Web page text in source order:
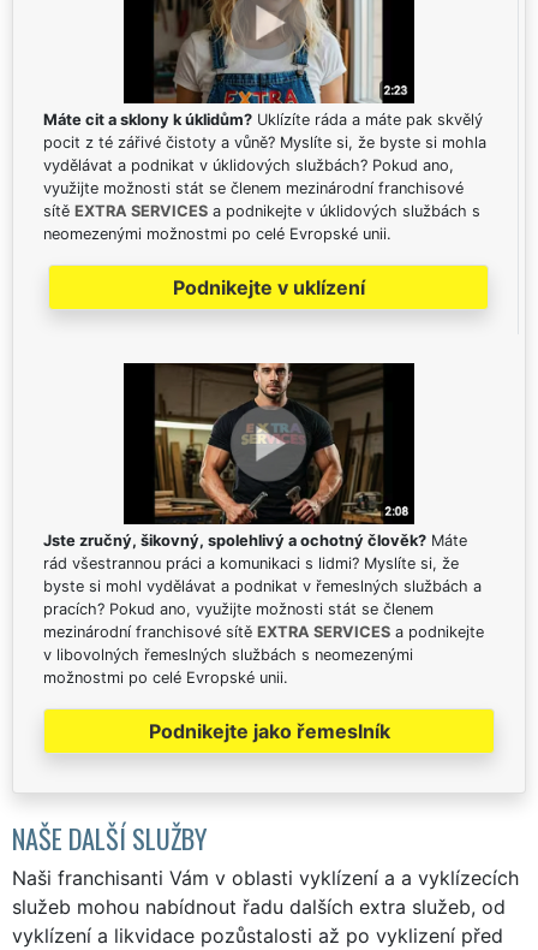
Máte cit a sklony k úklidům? Uklízíte ráda a máte pak skvělý
pocit z té zářivé čistoty a vůně? Myslíte si, že byste si mohla
vydělávat a podnikat v úklidových službách? Pokud ano,
využijte možnosti stát se členem mezinárodní franchisové
sítě EXTRA SERVICES a podnikejte v úklidových službách s
neomezenými možnostmi po celé Evropské unii.
Podnikejte v uklízení
Jste zručný, šikovný, spolehlivý a ochotný člověk? Máte
rád všestrannou práci a komunikaci s lidmi? Myslíte si, že
byste si mohl vydělávat a podnikat v řemeslných službách a
pracích? Pokud ano, využijte možnosti stát se členem
mezinárodní franchisové sítě EXTRA SERVICES a podnikejte
v libovolných řemeslných službách s neomezenými
možnostmi po celé Evropské unii.
Podnikejte jako řemeslník
NAŠE DALŠÍ SLUŽBY
Naši franchisanti Vám v oblasti vyklízení a a vyklízecích
služeb mohou nabídnout řadu dalších extra služeb, od
vyklízení a likvidace pozůstalosti až po vyklizení před